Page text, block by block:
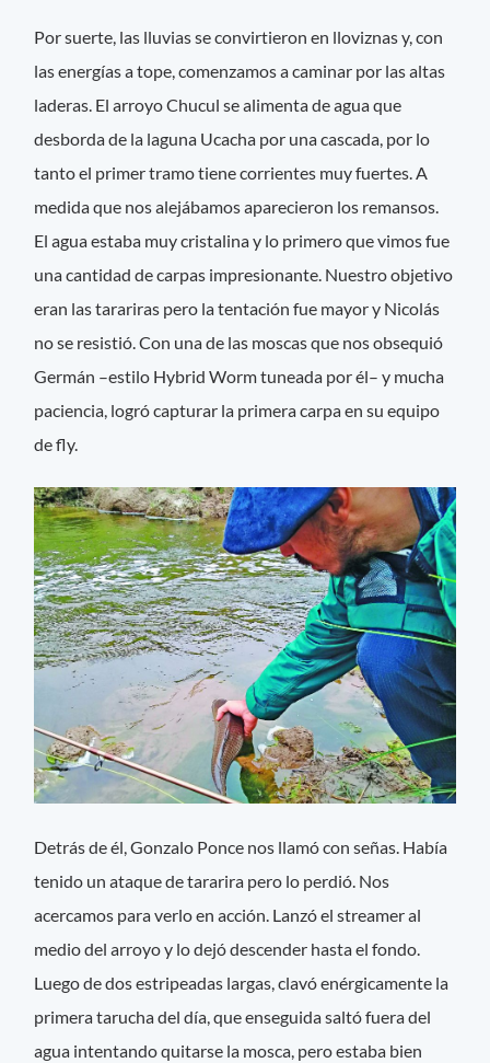
Por suerte, las lluvias se convirtieron en lloviznas y, con
las energías a tope, comenzamos a caminar por las altas
laderas. El arroyo Chucul se alimenta de agua que
desborda de la laguna Ucacha por una cascada, por lo
tanto el primer tramo tiene corrientes muy fuertes. A
medida que nos alejábamos aparecieron los remansos.
El agua estaba muy cristalina y lo primero que vimos fue
una cantidad de carpas impresionante. Nuestro objetivo
eran las tarariras pero la tentación fue mayor y Nicolás
no se resistió. Con una de las moscas que nos obsequió
Germán –estilo Hybrid Worm tuneada por él– y mucha
paciencia, logró capturar la primera carpa en su equipo
de fly.
Detrás de él, Gonzalo Ponce nos llamó con señas. Había
tenido un ataque de tararira pero lo perdió. Nos
acercamos para verlo en acción. Lanzó el streamer al
medio del arroyo y lo dejó descender hasta el fondo.
Luego de dos estripeadas largas, clavó enérgicamente la
primera tarucha del día, que enseguida saltó fuera del
agua intentando quitarse la mosca, pero estaba bien